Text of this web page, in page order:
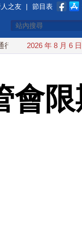
之友 | 節目表
配合漢光 總統賴清德
2026 年 8 月 6
會限